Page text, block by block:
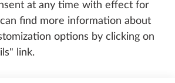
at any time with effect for
find more information about
options by clicking on
link.